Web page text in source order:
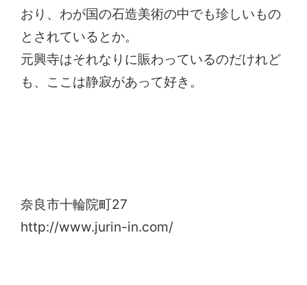
おり、わが国の石造美術の中でも珍しいもの
とされているとか。
元興寺はそれなりに賑わっているのだけれど
も、ここは静寂があって好き。
奈良市十輪院町27
http://www.jurin-in.com/